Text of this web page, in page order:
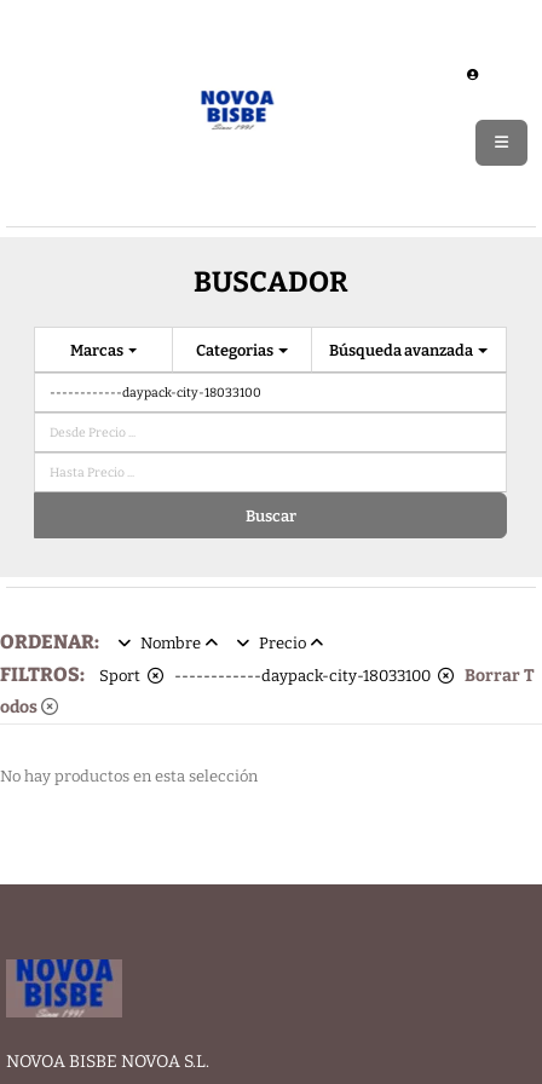
BUSCADOR
Categorias
Marcas Búsqueda avanzada
Buscar
ORDENAR: Nombre Precio
FILTROS: Sport ------------daypack-city-18033100
Borrar T
odos
No hay productos en esta selección
NOVOA BISBE NOVOA S.L.